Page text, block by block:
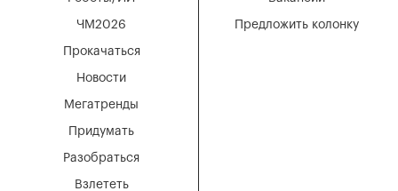
Мегатренды
Придумать
Разобраться
Взлететь
Новости
ЧМ2026
Прокачаться
Предложить колонку